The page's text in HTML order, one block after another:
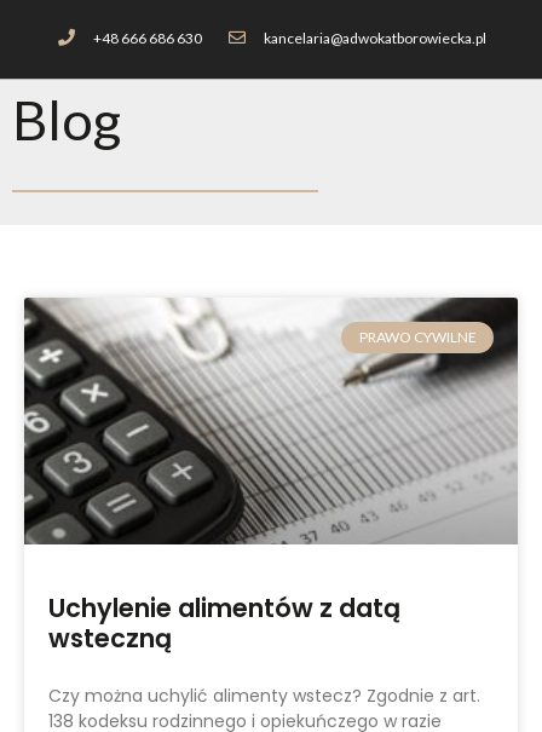
+48 666 686 630 kancelaria@adwokatborowiecka.pl
Blog
PRAWO CYWILNE
Uchylenie alimentów z datą
wsteczną
Czy można uchylić alimenty wstecz? Zgodnie z art.
138 kodeksu rodzinnego i opiekuńczego w razie